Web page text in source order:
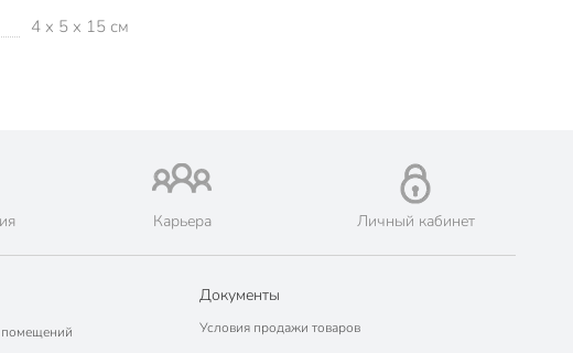
4 x 5 x 15 см
Карьера Личный кабинет
помещений
Документы
Условия продажи товаров